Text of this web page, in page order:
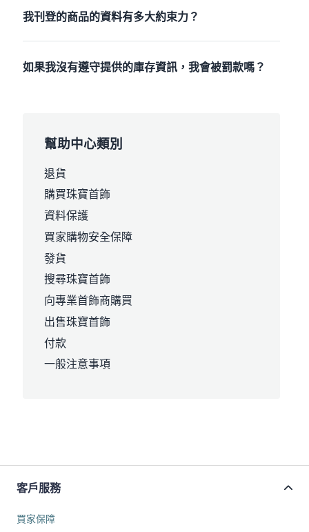
我刊登的商品的資料有多大約束力？
如果我沒有遵守提供的庫存資訊，我會被罰款嗎？
幫助中心類別
退貨
購買珠寶首飾
資料保護
買家購物安全保障
發貨
搜尋珠寶首飾
向專業首飾商購買
出售珠寶首飾
付款
一般注意事項
客戶服務
買家保障